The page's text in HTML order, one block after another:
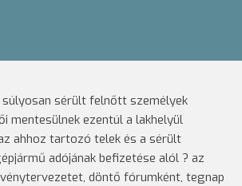
sérült felnőtt személyek
mentesülnek ezentúl a lakhelyül
ahhoz tartozó telek és a sérült
adójának befizetése alól ? az
döntő fórumként, tegnap